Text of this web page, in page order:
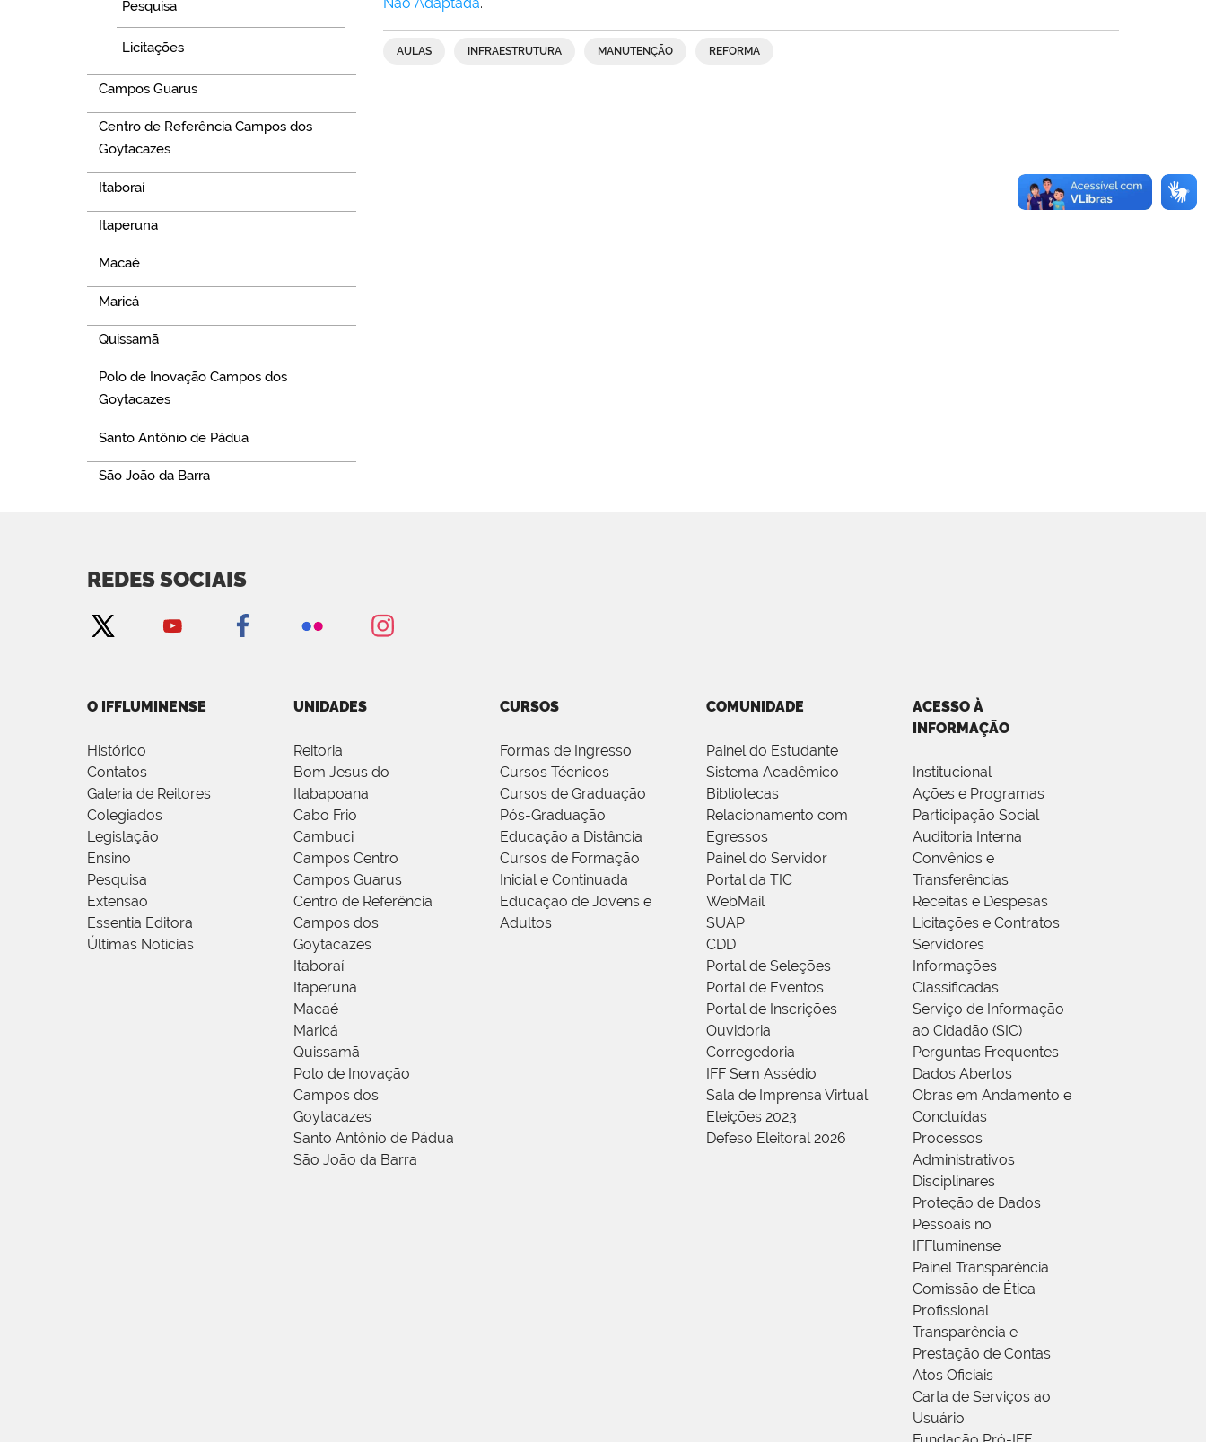
Pesquisa
Licitações
Campos Guarus
Centro de Referência Campos dos
Goytacazes
Itaboraí
Itaperuna
Macaé
Maricá
Quissamã
Polo de Inovação Campos dos
Goytacazes
Santo Antônio de Pádua
São João da Barra
Não Adaptada.
AULAS INFRAESTRUTURA MANUTENÇÃO REFORMA
REDES SOCIAIS
O IFFLUMINENSE
Histórico
Contatos
Galeria de Reitores
Colegiados
Legislação
Ensino
Pesquisa
Extensão
Essentia Editora
Últimas Notícias
UNIDADES
Reitoria
Bom Jesus do
Itabapoana
Cabo Frio
Cambuci
Campos Centro
Campos Guarus
Centro de Referência
Campos dos
Goytacazes
Itaboraí
Itaperuna
Macaé
Maricá
Quissamã
Polo de Inovação
Campos dos
Goytacazes
Santo Antônio de Pádua
São João da Barra
CURSOS
Formas de Ingresso
Cursos Técnicos
Cursos de Graduação
Pós-Graduação
Educação a Distância
Cursos de Formação
Inicial e Continuada
Educação de Jovens e
Adultos
COMUNIDADE
Painel do Estudante
Sistema Acadêmico
Bibliotecas
Relacionamento com
Egressos
Painel do Servidor
Portal da TIC
WebMail
SUAP
CDD
Portal de Seleções
Portal de Eventos
Portal de Inscrições
Ouvidoria
Corregedoria
IFF Sem Assédio
Sala de Imprensa Virtual
Eleições 2023
Defeso Eleitoral 2026
ACESSO À
INFORMAÇÃO
Institucional
Ações e Programas
Participação Social
Auditoria Interna
Convênios e
Transferências
Receitas e Despesas
Licitações e Contratos
Servidores
Informações
Classificadas
Serviço de Informação
ao Cidadão (SIC)
Perguntas Frequentes
Dados Abertos
Obras em Andamento e
Concluídas
Processos
Administrativos
Disciplinares
Proteção de Dados
Pessoais no
IFFluminense
Painel Transparência
Comissão de Ética
Profissional
Transparência e
Prestação de Contas
Atos Oficiais
Carta de Serviços ao
Usuário